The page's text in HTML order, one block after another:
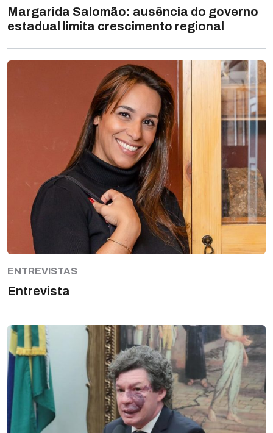
Margarida Salomão: ausência do governo
estadual limita crescimento regional
ENTREVISTAS
Entrevista